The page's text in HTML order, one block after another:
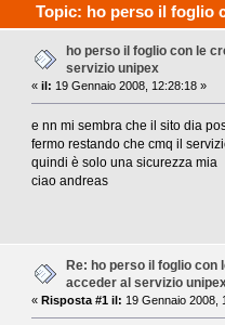
Topic: ho perso il foglio
ho perso il foglio con le
servizio unipex
« il: 19 Gennaio 2008, 12:28:18 »
e nn mi sembra che il sito dia
fermo restando che cmq il
quindi è solo una sicurezza mia
ciao andreas
Re: ho perso il foglio con
acceder al servizio
« Risposta #1 il: 19 Gennaio 2008,